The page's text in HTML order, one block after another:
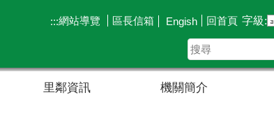
:::網站導覽 區長信箱 Engish 回首頁 字級:
里鄰資訊 機關簡介